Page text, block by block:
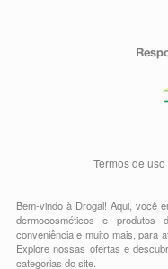
Termos de uso
Bem-vindo à Drogal! Aqui, você
dermocosméticos e produtos
conveniênciae muito mais, para
Explore nossas ofertas e
categorias do site.